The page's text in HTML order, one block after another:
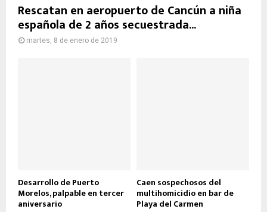
Rescatan en aeropuerto de Cancún a niña
española de 2 años secuestrada...
martes, 8 de enero de 2019
Desarrollo de Puerto
Morelos, palpable en tercer
aniversario
Caen sospechosos del
multihomicidio en bar de
Playa del Carmen